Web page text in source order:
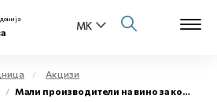
Акцизи
Мали производители на вино за комерцијални цели - мала винарница